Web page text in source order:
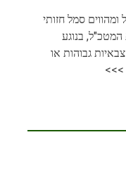
סמל חזותי
בנוגע
גבוהות או
>>>